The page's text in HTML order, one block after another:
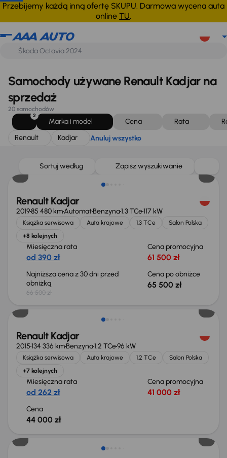
Przebijemy każdą inną ofertę SKUPU. Darmowa wycena auta
online TU.
Renault Kadjar Anuluj wszystko
Samochody używane Renault Kadjar na
sprzedaż
20 samochodów
2
Marka i model Cena Rata
Renault
Kadjar Anuluj wszystko
Sortuj według Zapisz wyszukiwanie
Taniej o 1 000 zł
Renault Kadjar
201985 480 kmAutomatBenzyna1.3 TCe117 kW
Książka serwisowa Auta krajowe 1.3 TCe
Salon Polska
+8 kolejnych
Miesięczna rata
od 390 zł
Cena promocyjna
61 500 zł
Najniższa cena z 30 dni przed
obniżką
66 500 zł
Cena po obniżce
65 500 zł
Renault Kadjar
2015134 336 kmBenzyna1.2 TCe96 kW
Książka serwisowa Auta krajowe 1.2 TCe
Salon Polska
+7 kolejnych
Miesięczna rata
od 262 zł
Cena promocyjna
41 000 zł
Cena
44 000 zł